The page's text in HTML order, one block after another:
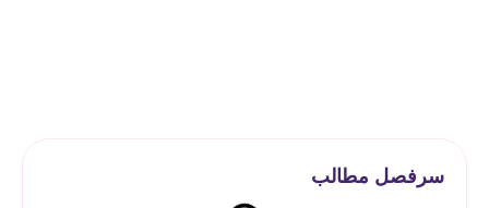
سرفصل مطالب